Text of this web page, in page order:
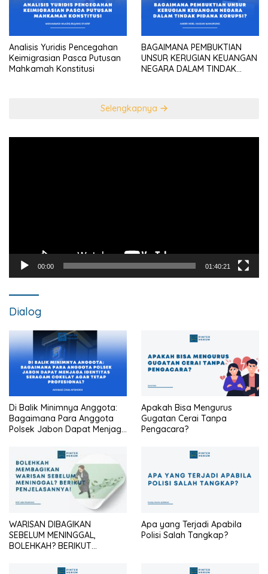
Analisis Yuridis Pencegahan
Keimigrasian Pasca Putusan
Mahkamah Konstitusi
BAGAIMANA PEMBUKTIAN
UNSUR KERUGIAN KEUANGAN
NEGARA DALAM TINDAK
Selengkapnya
00:00 01:40:21
Dialog
Di Balik Minimnya Anggota:
Bagaimana Para Anggota
Polsek Jabon Dapat Menjaga
Agar Tetap Profesional?
Apakah Bisa Mengurus
Gugatan Cerai Tanpa
Pengacara?
WARISAN DIBAGIKAN
SEBELUM MENINGGAL,
BOLEHKAH? BERIKUT
Apa yang Terjadi Apabila
Polisi Salah Tangkap?